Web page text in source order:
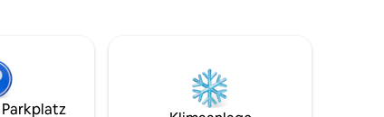
Tiergeräusche sowie den Meerblick.
Keine Klimaanlage, kein eigenständiger
Check-in. Katzen und Hunde auf dem